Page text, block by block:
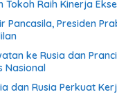
Tokoh Raih Kinerja
Pancasila, Presiden
ke Rusia dan
Nasional
dan Rusia Perkuat